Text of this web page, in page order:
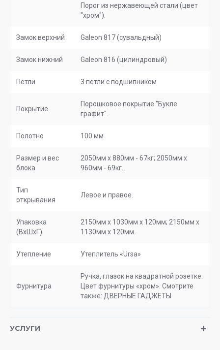
Порог из нержавеющей стали (цвет
"хром").
Замок верхний Galeon 817 (сувальдный)
Замок нижний Galeon 816 (цилиндровый)
Петли 3 петли с подшипником
Покрытие
Порошковое покрытие "Букле
графит".
Полотно 100 мм
Размер и вес
блока
2050мм х 880мм - 67кг; 2050мм х
960мм - 69кг.
Тип
открывания
Левое и правое.
Упаковка
(ВхШхГ)
2150мм х 1030мм х 120мм; 2150мм х
1130мм х 120мм.
Утепление Утеплитель «Ursa»
Фурнитура
Ручка, глазок на квадратной розетке.
Цвет фурнитуры «хром». Смотрите
также: ДВЕРНЫЕ ГАДЖЕТЫ
УСЛУГИ